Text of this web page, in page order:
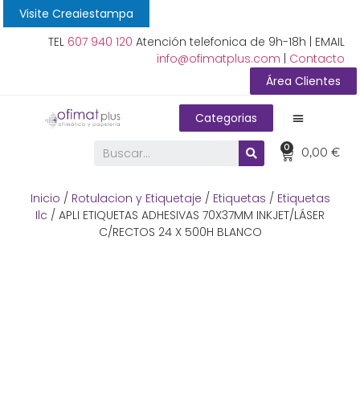
Visite Creaiestampa
TEL 607 940 120 Atención telefonica de 9h-18h | EMAIL
info@ofimatplus.com
Contacto
Área Clientes
Categorias
0,00€
0
Inicio / Rotulacion y Etiquetaje / Etiquetas / Etiquetas
Ilc / APLI ETIQUETAS ADHESIVAS 70X37MM INKJET/LÁSER
C/RECTOS 24 X 500H BLANCO